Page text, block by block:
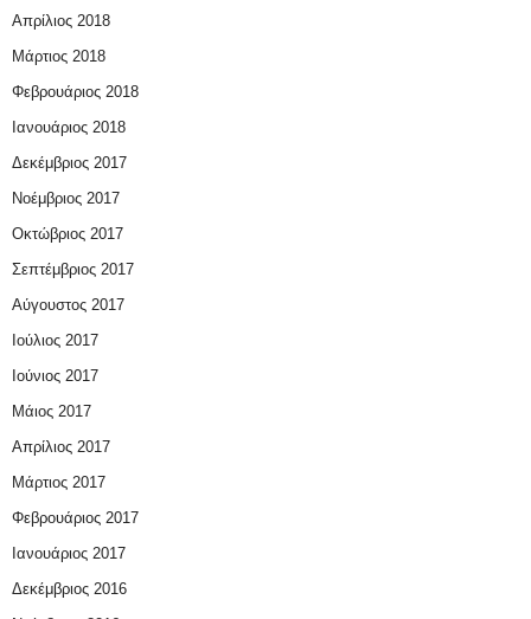
Απρίλιος 2018
Μάρτιος 2018
Φεβρουάριος 2018
Ιανουάριος 2018
Δεκέμβριος 2017
Νοέμβριος 2017
Οκτώβριος 2017
Σεπτέμβριος 2017
Αύγουστος 2017
Ιούλιος 2017
Ιούνιος 2017
Μάιος 2017
Απρίλιος 2017
Μάρτιος 2017
Φεβρουάριος 2017
Ιανουάριος 2017
Δεκέμβριος 2016